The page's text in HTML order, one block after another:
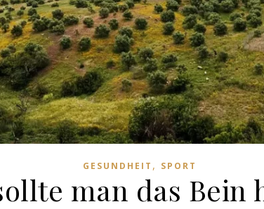
GESUNDHEIT , SPORT
man das Bein